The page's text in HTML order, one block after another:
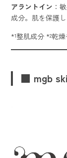
アラントイン ：
成分。肌を保護
*¹整肌成分 *²乾
■ mgb